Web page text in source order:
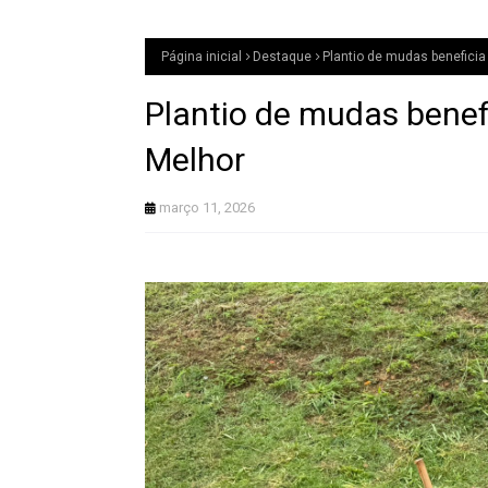
Página inicial Destaque Plantio de mudas
Plantio de mudas
Melhor
março 11, 2026